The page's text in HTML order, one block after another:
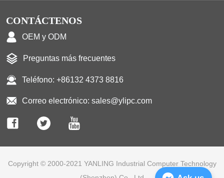
CONTÁCTENOS
OEM y ODM
Preguntas más frecuentes
Teléfono: +86132 4373 8816
Correo electrónico: sales@ylipc.com
Copyright © 2000-2021 YANLING Industrial Computer Technology